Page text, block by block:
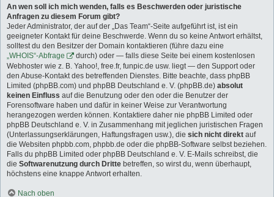
An wen soll ich mich wenden, falls es Beschwerden oder juristische
Anfragen zu diesem Forum gibt?
Jeder Administrator, der auf der „Das Team“-Seite aufgeführt ist, ist ein
geeigneter Kontakt für deine Beschwerde. Wenn du so keine Antwort erhältst,
solltest du den Besitzer der Domain kontaktieren (führe dazu eine
„WHOIS“-Abfrage
durch) oder — falls diese Seite bei einem kostenlosen
Webhoster wie z. B. Yahoo!, free.fr, funpic.de usw. liegt — den Support oder
den Abuse-Kontakt des betreffenden Dienstes. Bitte beachte, dass phpBB
Limited (phpBB.com) und phpBB Deutschland e. V. (phpBB.de) absolut
keinen Einfluss auf die Benutzung oder den oder die Benutzer der
Forensoftware haben und dafür in keiner Weise zur Verantwortung
herangezogen werden können. Kontaktiere daher nie phpBB Limited oder
phpBB Deutschland e. V. in Zusammenhang mit jeglichen juristischen Fragen
(Unterlassungserklärungen, Haftungsfragen usw.), die sich nicht direkt auf
die Websiten phpbb.com, phpbb.de oder die phpBB-Software selbst beziehen.
Falls du phpBB Limited oder phpBB Deutschland e. V. E-Mails schreibst, die
die Softwarenutzung durch Dritte betreffen, so wirst du, wenn überhaupt,
höchstens eine knappe Antwort erhalten.
Nach oben